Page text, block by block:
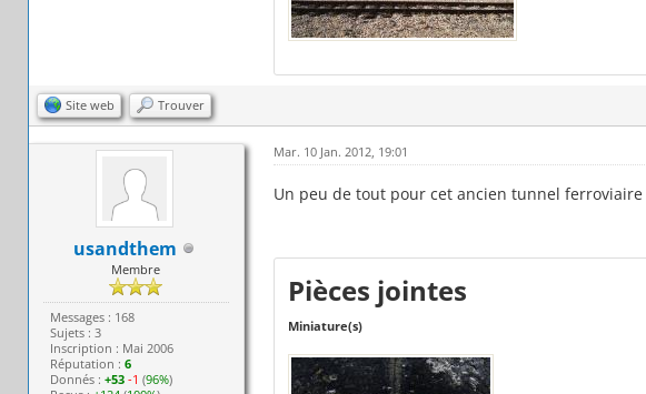
Site web Trouver
usandthem
Membre
Messages : 168
Sujets : 3
Inscription : Mai 2006
Réputation : 6
Donnés : +53 -1 (96%)
Mar. 10 Jan. 2012, 19:01
Un peu de tout pour cet ancien tunnel
Pièces jointes
Miniature(s)